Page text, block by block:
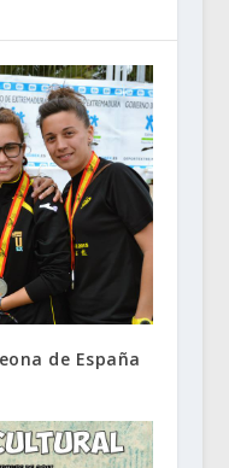
de España